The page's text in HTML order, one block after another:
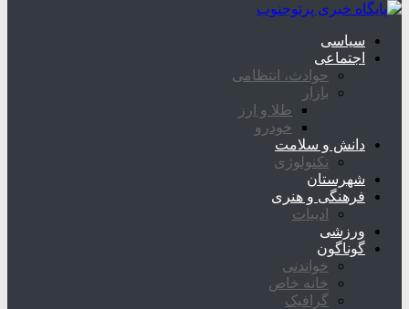
سیاسی
اجتماعی
حوادث، انتظامی
بازار
طلا و ارز
خودرو
دانش و سلامت
تکنولوژی
شهرستان
فرهنگی و هنری
ادبیات
ورزشی
گوناگون
خواندنی
خانه خاص
گرافیک